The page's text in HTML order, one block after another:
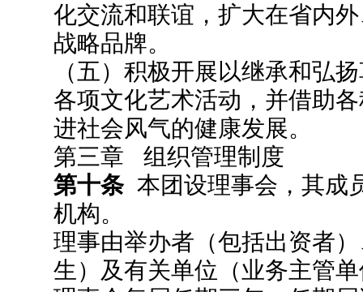
化交流和联谊，扩大在省内
战略品牌。
（五）积极开展以继承和弘
各项文化艺术活动，并借助
进社会风气的健康发展。
第三章 组织管理制度
第十条 本团设理事会，其成
机构。
理事由举办者（包括出资者
生）及有关单位（业务主管